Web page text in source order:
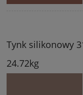
Tynk silikonowy
24.72kg